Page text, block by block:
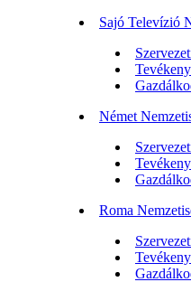
Sajó Televízió
Német
Roma